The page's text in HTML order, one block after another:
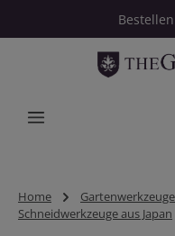
Zum Hauptinhalt
Home Gartenwerkzeuge
Schneidwerkzeuge aus Japan